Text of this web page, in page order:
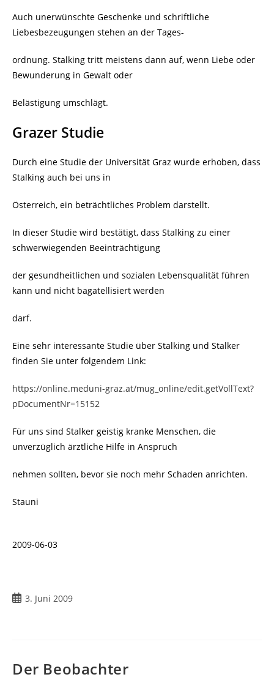
Auch unerwünschte Geschenke und schriftliche
Liebesbezeugungen stehen an der Tages-
ordnung. Stalking tritt meistens dann auf, wenn Liebe oder
Bewunderung in Gewalt oder
Belästigung umschlägt.
Grazer Studie
Durch eine Studie der Universität Graz wurde erhoben, dass
Stalking auch bei uns in
Österreich, ein beträchtliches Problem darstellt.
In dieser Studie wird bestätigt, dass Stalking zu einer
schwerwiegenden Beeinträchtigung
der gesundheitlichen und sozialen Lebensqualität führen
kann und nicht bagatellisiert werden
darf.
Eine sehr interessante Studie über Stalking und Stalker
finden Sie unter folgendem Link:
https://online.meduni-graz.at/mug_online/edit.getVollText?
pDocumentNr=15152
Für uns sind Stalker geistig kranke Menschen, die
unverzüglich ärztliche Hilfe in Anspruch
nehmen sollten, bevor sie noch mehr Schaden anrichten.
Stauni
2009-06-03
Beitrag
3. Juni 2009
Der Beobachter